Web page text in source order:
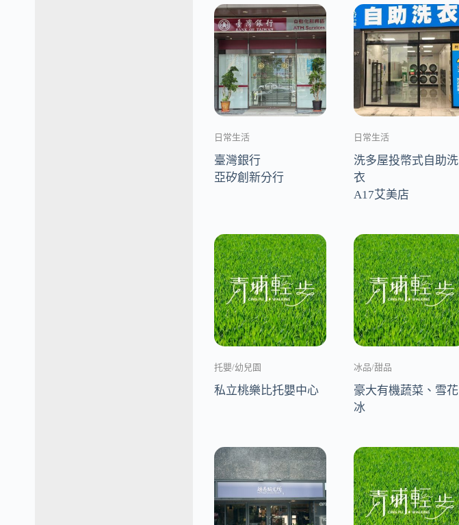
日常生活
臺灣銀行
亞矽創新分行
日常生活
洗多屋投幣式自助洗
衣
A17艾美店
托嬰/幼兒園
私立桃樂比托嬰中心
冰品/甜品
豪大有機蔬菜、雪花
冰